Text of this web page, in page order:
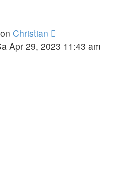
Christian
Apr 29, 2023 11:43 am